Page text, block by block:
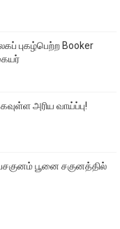
புகழ்பெற்ற Booker
அரிய வாய்ப்பு!
பூனை சகுனத்தில்